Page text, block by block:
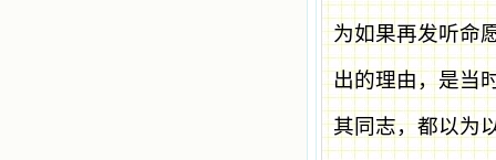
为如果再发听命
出的理由，是当
其同志，都以为